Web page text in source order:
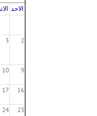
الاحد
2
3
9
10
16
17
23
24